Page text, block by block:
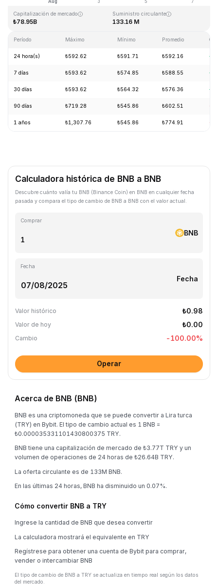
Capitalización de mercado
₺78.95B
Suministro circulante
133.16 M
Período Máximo Mínimo Promedio
24 hora(s) ₺592.62 ₺591.71 ₺592.16
7 días ₺593.62 ₺574.85 ₺588.55
30 días ₺593.62 ₺564.32 ₺576.36
90 días ₺719.28 ₺545.86 ₺602.51 -
1 años ₺1,307.76 ₺545.86 ₺774.91 -
Calculadora histórica de BNB a BNB
Descubre cuánto valía tu BNB (Binance Coin) en BNB en cualquier fecha
pasada y compara el tipo de cambio de BNB a BNB con el valor actual.
Comprar
BNB
Fecha
Fecha
Valor histórico ₺0.98
Valor de hoy ₺0.00
Cambio -100.00%
Operar
Acerca de BNB (BNB)
BNB es una criptomoneda que se puede convertir a Lira turca
(TRY) en Bybit. El tipo de cambio actual es 1 BNB =
₺0.000035331101430800375 TRY.
BNB tiene una capitalización de mercado de ₺3.77T TRY y un
volumen de operaciones de 24 horas de ₺26.64B TRY.
La oferta circulante es de 133M BNB.
En las últimas 24 horas, BNB ha disminuido un 0.07%.
Cómo convertir BNB a TRY
Ingrese la cantidad de BNB que desea convertir
La calculadora mostrará el equivalente en TRY
Regístrese para obtener una cuenta de Bybit para comprar,
vender o intercambiar BNB
El tipo de cambio de BNB a TRY se actualiza en tiempo real según los datos
del mercado.